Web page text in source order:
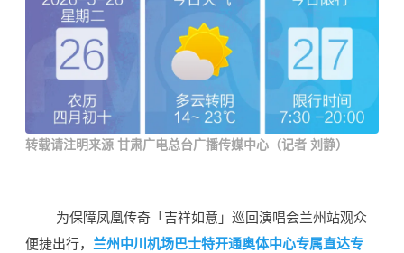
转载请注明来源 甘肃广电总台广播传媒中心（记者 刘静）
为保障凤凰传奇「吉祥如意」巡回演唱会兰州站观众
便捷出行， 兰州中川机场巴士特开通奥体中心专属直达专